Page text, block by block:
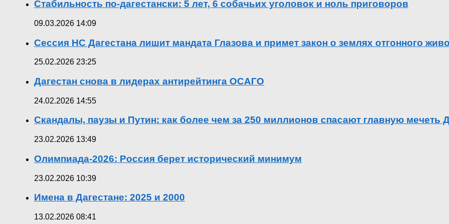
Стабильность по-дагестански: 5 лет, 6 собачьих уголовок и ноль приговоров
09.03.2026 14:09
Сессия НС Дагестана лишит мандата Глазова и примет закон о землях отгонного
25.02.2026 23:25
Дагестан снова в лидерах антирейтинга ОСАГО
24.02.2026 14:55
Скандалы, паузы и Путин: как более чем за 250 миллионов спасают главную мечеть
23.02.2026 13:49
Олимпиада-2026: Россия берет исторический минимум
23.02.2026 10:39
Имена в Дагестане: 2025 и 2000
13.02.2026 08:41